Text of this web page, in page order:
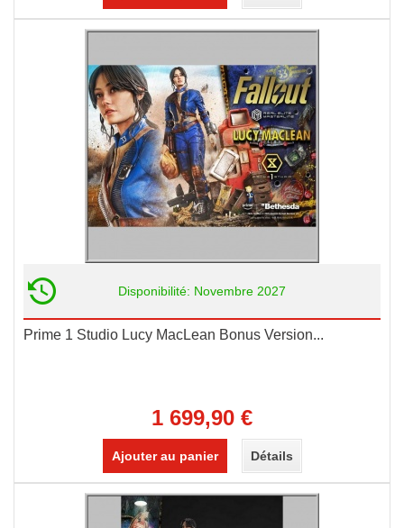
Disponibilité: Novembre 2027
Prime 1 Studio Lucy MacLean Bonus Version...
1 699,90 €
Ajouter au panier Détails